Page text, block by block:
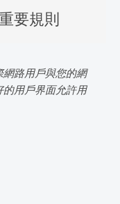
要規則
路用戶與您的網
用戶界面允許用